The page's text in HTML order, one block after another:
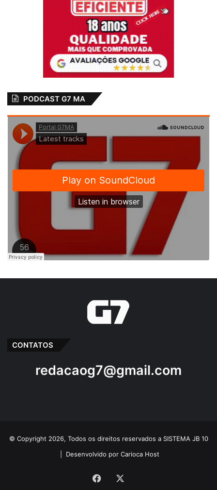
PODCAST G7 MA
CONTATOS
redacaog7@gmail.com
© Copyright 2026, Todos os direitos reservados a SISTEMA JB 10
Desenvolvido por Carioca Host
Facebook